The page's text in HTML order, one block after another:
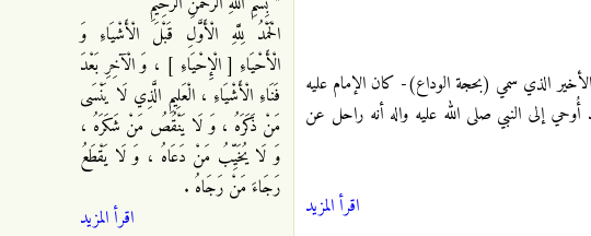
الذي سمي (بحجة الوداع)- كان الإمام عليه
إلى النبي صلى الله عليه واله أنه راحل عن
اقرأ المزيد
الْحَمْدُ لِلَّهِ الْأَوَّلِ قَبْلَ الْأَشْيَاءِ وَ
الْأَحْيَاءِ [ الْإِحْيَاءِ ] ، وَ الْآخِرِ بَعْدَ
فَنَاءِ الْأَشْيَاءِ ، الْعَلِيمِ الَّذِي لَا يَنْسَى
مَنْ ذَكَرَهُ ، وَ لَا يَنْقُصُ مَنْ شَكَرَهُ ،
وَ لَا يُخَيِّبُ مَنْ دَعَاهُ ، وَ لَا يَقْطَعُ
رَجَاءَ مَنْ رَجَاهُ .
اقرأ المزيد